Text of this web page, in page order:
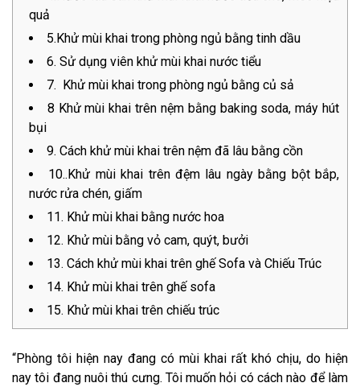
quả
5.Khử mùi khai trong phòng ngủ bằng tinh dầu
6. Sử dụng viên khử mùi khai nước tiểu
7. Khử mùi khai trong phòng ngủ bằng củ sả
8 Khử mùi khai trên nệm bằng baking soda, máy hút
bụi
9. Cách khử mùi khai trên nệm đã lâu bằng cồn
10..Khử mùi khai trên đệm lâu ngày bằng bột bắp,
nước rửa chén, giấm
11. Khử mùi khai bằng nước hoa
12. Khử mùi bằng vỏ cam, quýt, bưởi
13. Cách khử mùi khai trên ghế Sofa và Chiếu Trúc
14. Khử mùi khai trên ghế sofa
15. Khử mùi khai trên chiếu trúc
“Phòng tôi hiện nay đang có mùi khai rất khó chịu, do hiện
nay tôi đang nuôi thú cưng. Tôi muốn hỏi có cách nào để làm